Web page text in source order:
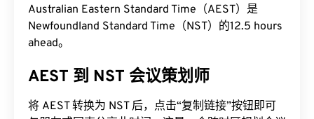
Australian Eastern Standard Time（AEST）是
Newfoundland Standard Time（NST）的12.5 hours
ahead。
AEST 到 NST 会议策划师
将 AEST 转换为 NST 后，点击“复制链接”按钮即可